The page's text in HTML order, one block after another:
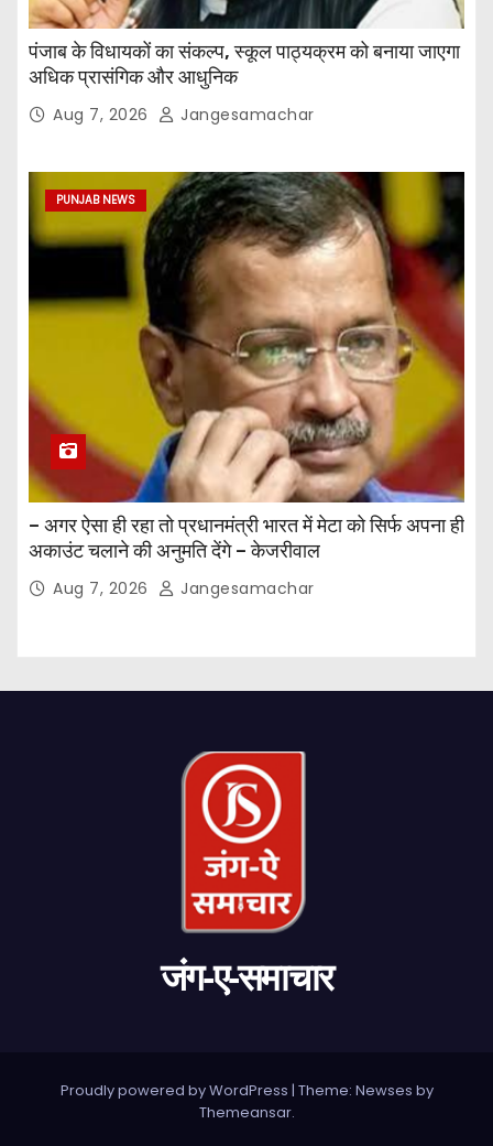
पंजाब के विधायकों का संकल्प, स्कूल पाठ्यक्रम को बनाया जाएगा
अधिक प्रासंगिक और आधुनिक
Aug 7, 2026 Jangesamachar
PUNJAB NEWS
– अगर ऐसा ही रहा तो प्रधानमंत्री भारत में मेटा को सिर्फ अपना ही
अकाउंट चलाने की अनुमति देंगे – केजरीवाल
Aug 7, 2026 Jangesamachar
जंग-ए-समाचार
Proudly powered by WordPress | Theme: Newses by
Themeansar.